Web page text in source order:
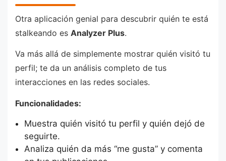
Otra aplicación genial para descubrir quién te está
stalkeando es Analyzer Plus.
Va más allá de simplemente mostrar quién visitó tu
perfil; te da un análisis completo de tus
interacciones en las redes sociales.
Funcionalidades:
Muestra quién visitó tu perfil y quién dejó de
seguirte.
Analiza quién da más “me gusta” y comenta